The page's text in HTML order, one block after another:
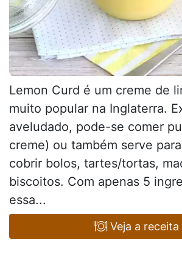
Lemon Curd é um creme de
muito popular na Inglaterra.
aveludado, pode-se comer
creme) ou também serve
cobrir bolos, tartes/tortas,
biscoitos. Com apenas 5
essa...
Veja a receita